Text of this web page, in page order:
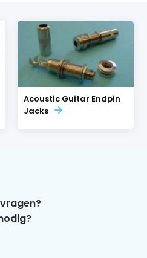
Acoustic Guitar Endpin
Jacks